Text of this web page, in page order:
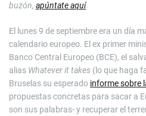
buzón, apúntate aquí.
El lunes 9 de septiembre era un día
calendario europeo. El ex primer
Banco Central Europeo (BCE), el
alias Whatever it takes (lo que haga
Bruselas su esperado informe sobre
propuestas concretas para sacar a
son sus palabras- y recuperar el